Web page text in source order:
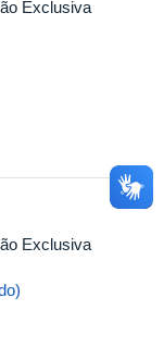
Exclusiva
Exclusiva